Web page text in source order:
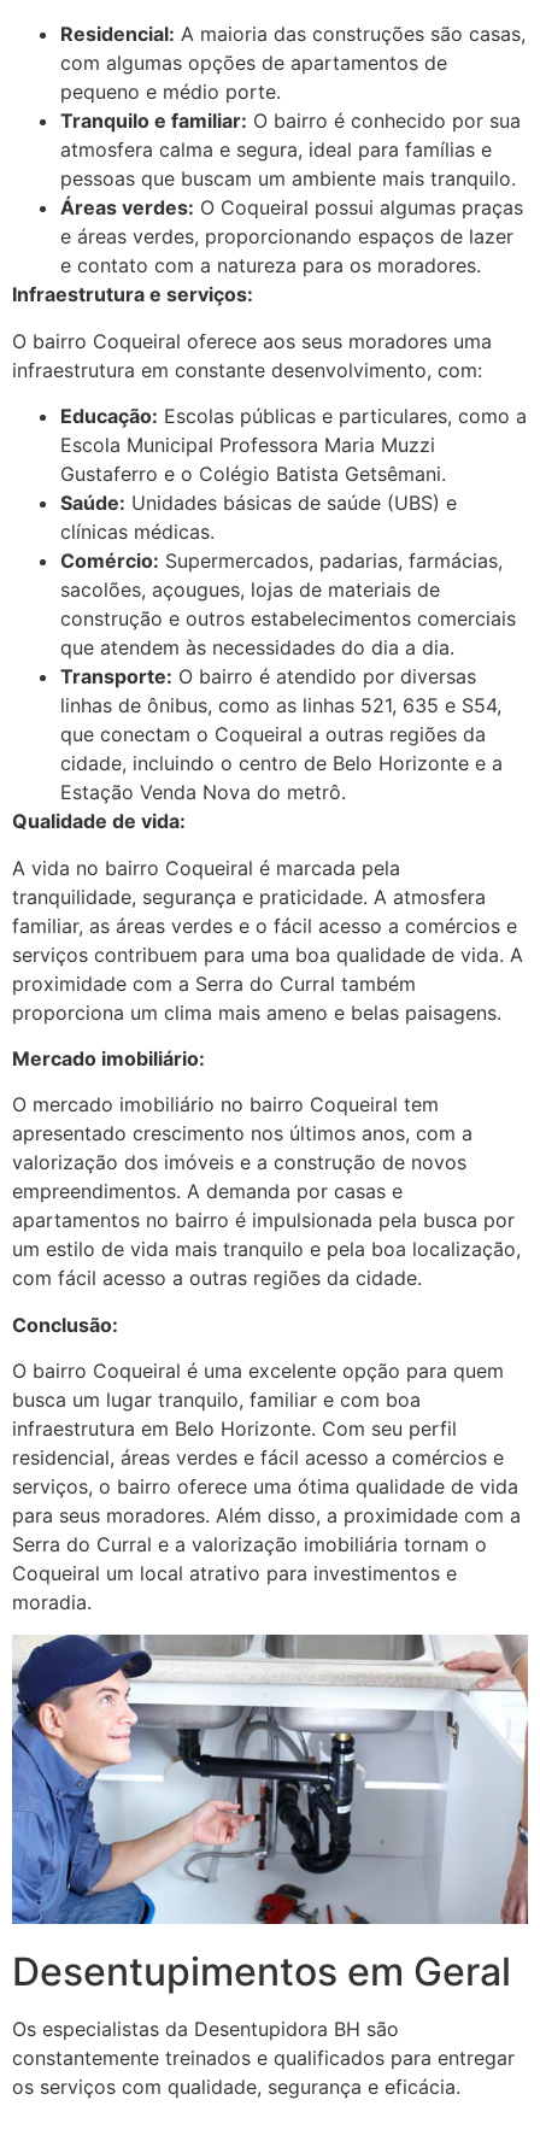
Residencial: A maioria das construções são casas,
com algumas opções de apartamentos de
pequeno e médio porte.
Tranquilo e familiar: O bairro é conhecido por sua
atmosfera calma e segura, ideal para famílias e
pessoas que buscam um ambiente mais tranquilo.
Áreas verdes: O Coqueiral possui algumas praças
e áreas verdes, proporcionando espaços de lazer
e contato com a natureza para os moradores.
Infraestrutura e serviços:
O bairro Coqueiral oferece aos seus moradores uma
infraestrutura em constante desenvolvimento, com:
Educação: Escolas públicas e particulares, como a
Escola Municipal Professora Maria Muzzi
Gustaferro e o Colégio Batista Getsêmani.
Saúde: Unidades básicas de saúde (UBS) e
clínicas médicas.
Comércio: Supermercados, padarias, farmácias,
sacolões, açougues, lojas de materiais de
construção e outros estabelecimentos comerciais
que atendem às necessidades do dia a dia.
Transporte: O bairro é atendido por diversas
linhas de ônibus, como as linhas 521, 635 e S54,
que conectam o Coqueiral a outras regiões da
cidade, incluindo o centro de Belo Horizonte e a
Estação Venda Nova do metrô.
Qualidade de vida:
A vida no bairro Coqueiral é marcada pela
tranquilidade, segurança e praticidade. A atmosfera
familiar, as áreas verdes e o fácil acesso a comércios e
serviços contribuem para uma boa qualidade de vida. A
proximidade com a Serra do Curral também
proporciona um clima mais ameno e belas paisagens.
Mercado imobiliário:
O mercado imobiliário no bairro Coqueiral tem
apresentado crescimento nos últimos anos, com a
valorização dos imóveis e a construção de novos
empreendimentos. A demanda por casas e
apartamentos no bairro é impulsionada pela busca por
um estilo de vida mais tranquilo e pela boa localização,
com fácil acesso a outras regiões da cidade.
Conclusão:
O bairro Coqueiral é uma excelente opção para quem
busca um lugar tranquilo, familiar e com boa
infraestrutura em Belo Horizonte. Com seu perfil
residencial, áreas verdes e fácil acesso a comércios e
serviços, o bairro oferece uma ótima qualidade de vida
para seus moradores. Além disso, a proximidade com a
Serra do Curral e a valorização imobiliária tornam o
Coqueiral um local atrativo para investimentos e
moradia.
Desentupimentos em Geral
Os especialistas da Desentupidora BH são
constantemente treinados e qualificados para entregar
os serviços com qualidade, segurança e eficácia.